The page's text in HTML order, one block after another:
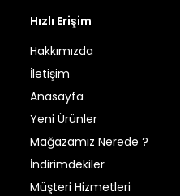
Hızlı Erişim
Hakkımızda
İletişim
Anasayfa
Yeni Ürünler
Mağazamız Nerede ?
İndirimdekiler
Müşteri Hizmetleri